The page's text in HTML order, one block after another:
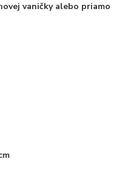
vaničky alebo priamo